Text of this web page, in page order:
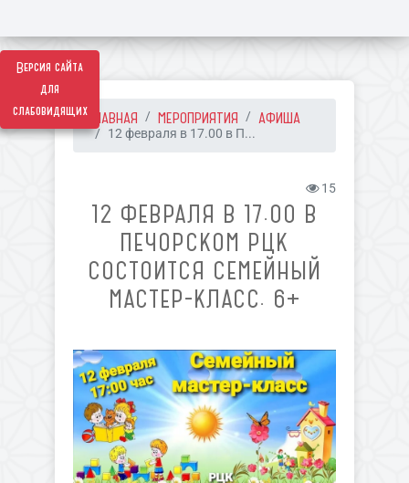
Версия сайта
для
слабовидящихГЛАВНАЯ МЕРОПРИЯТИЯ АФИША
12 февраля в 17.00 в П...
15
12 ФЕВРАЛЯ В 17.00 В
ПЕЧОРСКОМ РЦК
СОСТОИТСЯ СЕМЕЙНЫЙ
МАСТЕР-КЛАСС. 6+